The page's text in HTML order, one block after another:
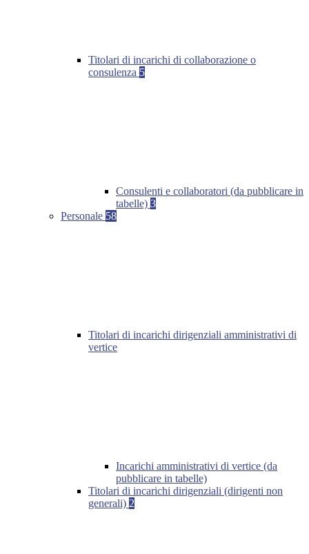
Titolari di incarichi di collaborazione o
consulenza 5
Consulenti e collaboratori (da pubblicare in
tabelle) 3
Personale 58
Titolari di incarichi dirigenziali amministrativi di
vertice
Incarichi amministrativi di vertice (da
pubblicare in tabelle)
Titolari di incarichi dirigenziali (dirigenti non
generali) 2